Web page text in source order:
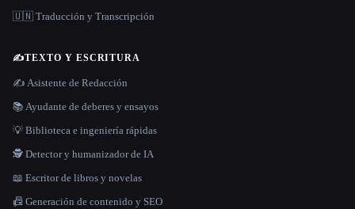
🇺🇳 Traducción y Transcripción
✍️TEXTO Y ESCRITURA
✍️ Asistente de Redacción
📚 Ayudante de deberes y ensayos
💡 Biblioteca e ingeniería rápidas
🕵️ Detector y humanizador de IA
📖 Escritor de libros y novelas
📠 Generación de contenido y SEO